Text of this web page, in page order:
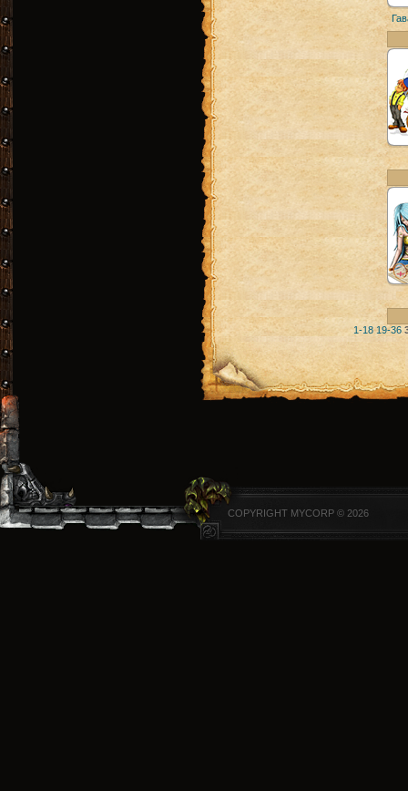
1-18 19-36
COPYRIGHT MYCORP © 2026